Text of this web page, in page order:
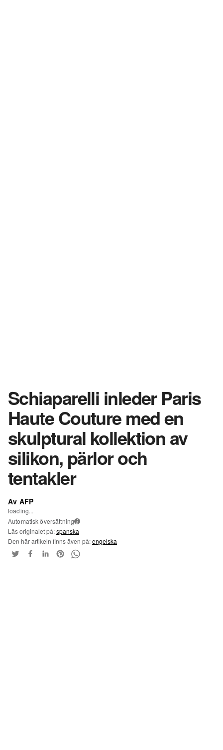
Schiaparelli inleder Paris
Haute Couture med en
skulptural kollektion av
silikon, pärlor och
tentakler
Av AFP
loading...
Automatisk översättning i
Läs originalet på:spanska
Den här artikeln finns även på:engelska